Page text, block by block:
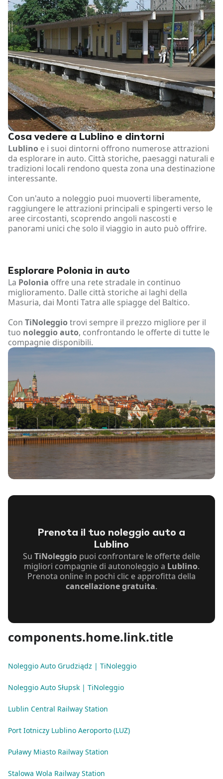
Cosa vedere a Lublino e dintorni
Lublino e i suoi dintorni offrono numerose attrazioni
da esplorare in auto. Città storiche, paesaggi naturali e
tradizioni locali rendono questa zona una destinazione
interessante.
Con un'auto a noleggio puoi muoverti liberamente,
raggiungere le attrazioni principali e spingerti verso le
aree circostanti, scoprendo angoli nascosti e
panorami unici che solo il viaggio in auto può offrire.
Esplorare Polonia in auto
La Polonia offre una rete stradale in continuo
miglioramento. Dalle città storiche ai laghi della
Masuria, dai Monti Tatra alle spiagge del Baltico.
Con TiNoleggiotrovi sempre il prezzo migliore per il
tuo noleggio auto, confrontando le offerte di tutte le
compagnie disponibili.
Prenota il tuo noleggio auto a
Lublino
Su TiNoleggio puoi confrontare le offerte delle
migliori compagnie di autonoleggio a Lublino.
Prenota online in pochi clic e approfitta della
cancellazione gratuita.
components.home.link.title
Noleggio Auto Grudziądz | TiNoleggio
Noleggio Auto Słupsk | TiNoleggio
Lublin Central Railway Station
Port Iotniczy Lublino Aeroporto (LUZ)
Puławy Miasto Railway Station
Stalowa Wola Railway Station